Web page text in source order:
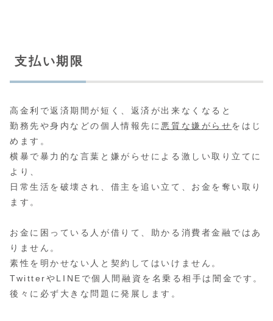
支払い期限
高金利で返済期間が短く、返済が出来なくなると
勤務先や身内などの個人情報先に 悪質な嫌がらせをはじ
めます。
横暴で暴力的な言葉と嫌がらせによる激しい取り立てに
より、
日常生活を破壊され、借主を追い立て、お金を奪い取り
ます。
お金に困っている人が借りて、助かる消費者金融ではあ
りません。
素性を明かせない人と契約してはいけません。
TwitterやLINEで個人間融資を名乗る相手は闇金です。
後々に必ず大きな問題に発展します。